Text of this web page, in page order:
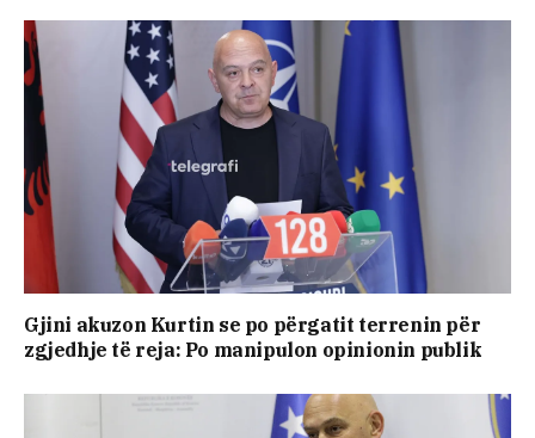
Gjini akuzon Kurtin se po përgatit terrenin për
zgjedhje të reja: Po manipulon opinionin publik